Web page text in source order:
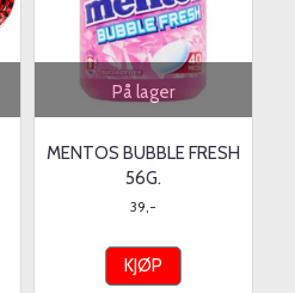
På lager
MENTOS BUBBLE FRESH
56G.
39,-
KJØP